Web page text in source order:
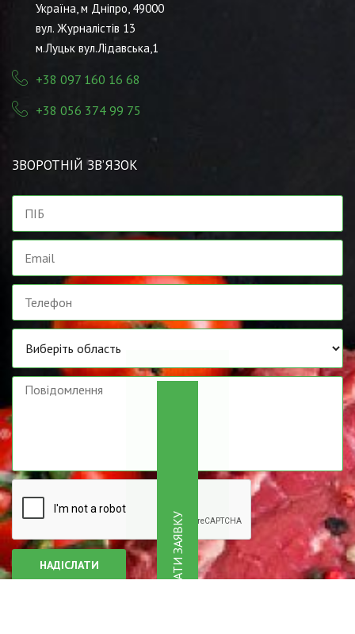
Україна, м Дніпро, 49000
вул. Журналістів 13
м.Луцьк вул.Лідавська,1
+38 097 160 16 68
+38 056 374 99 75
ЗВОРОТНІЙ ЗВ’ЯЗОК
ПОДАТИ ЗАЯВКУ